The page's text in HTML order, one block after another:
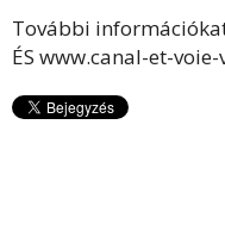
További
ÉS www.canal-et-